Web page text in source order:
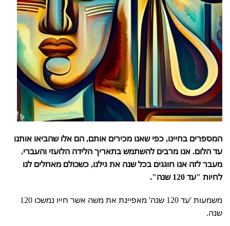
המספרים בחיינו, כפי שאנו מכירים אותם, הם אלו שהביאו אותנו
עד הלום. אנו מרבים להשתמש בתאריך הלידה הלועזי והעברי.
מעבר לזה אנו חוגגים בכל שנה את גילנו, כשכולם מאחלים לנו
לחיות "עד 120 שנה".
משמעות 'עד 120 שנה' מאפיינת את משה אשר חייו נמשכו 120
שנה.